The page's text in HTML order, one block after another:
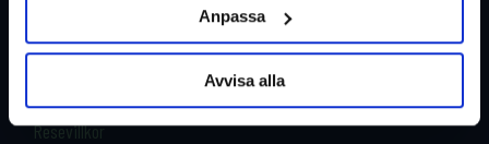
Anpassa
Avvisa alla
Om oss
Resevillkor
EverTrek
Grupp & Konferens
Kontakta oss